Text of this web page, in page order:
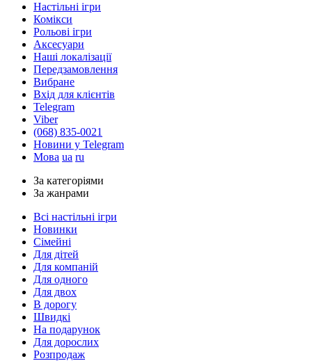
Настільні ігри
Комікси
Рольові ігри
Аксесуари
Наші локалізації
Передзамовлення
Вибране
Вхід для клієнтів
Telegram
Viber
(068) 835-0021
Новини у Telegram
Мова ua ru
За категоріями
За жанрами
Всі настільні ігри
Новинки
Сімейні
Для дітей
Для компаній
Для одного
Для двох
В дорогу
Швидкі
На подарунок
Для дорослих
Розпродаж